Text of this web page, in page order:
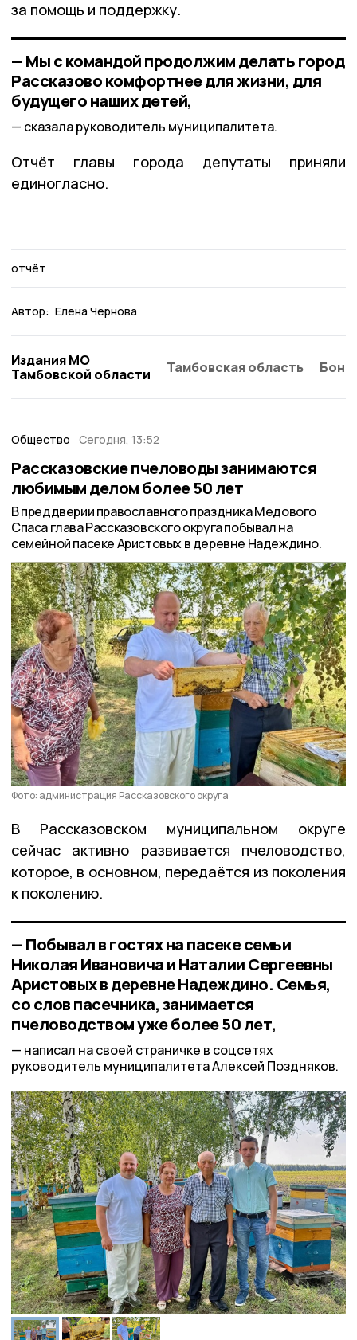
за помощь и поддержку.
— Мы с командой продолжим делать город
Рассказово комфортнее для жизни, для
будущего наших детей,
сказала руководитель муниципалитета.
Отчёт главы города депутаты приняли
единогласно.
отчёт
Автор: Елена Чернова
Издания МО
Тамбовской области
Тамбовская область
Общество Сегодня, 13:52
Рассказовские пчеловоды занимаются
любимым делом более 50 лет
В преддверии православного праздника Медового
Спаса глава Рассказовского округа побывал на
семейной пасеке Аристовых в деревне Надеждино.
Фото: администрация Рассказовского округа
В Рассказовском муниципальном округе
сейчас активно развивается пчеловодство,
которое, в основном, передаётся из поколения
к поколению.
— Побывал в гостях на пасеке семьи
Николая Ивановича и Наталии Сергеевны
Аристовых в деревне Надеждино. Семья,
со слов пасечника, занимается
пчеловодством уже более 50 лет,
написал на своей страничке в соцсетях
руководитель муниципалитета Алексей Поздняков.